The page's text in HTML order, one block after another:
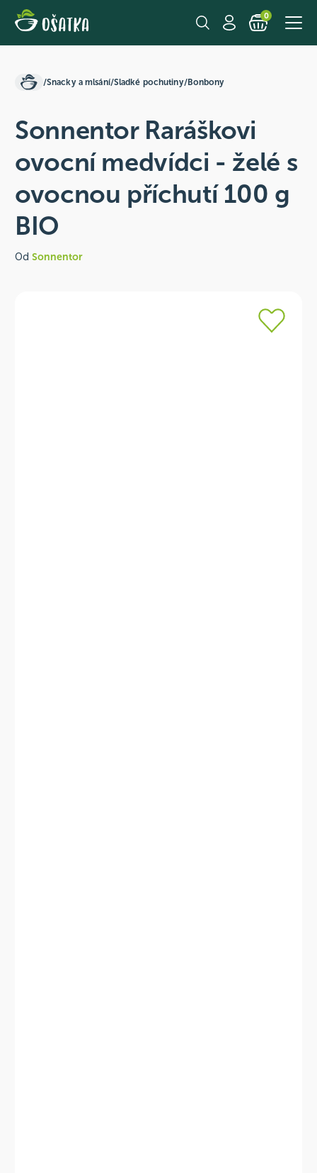
0
/Snacky a mlsání/Sladké pochutiny/Bonbony
Sonnentor Raráškovi
ovocní medvídci - želé s
ovocnou příchutí 100 g
BIO
Od Sonnentor